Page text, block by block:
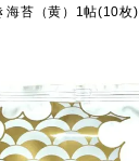
海苔（黄）1帖(10枚)